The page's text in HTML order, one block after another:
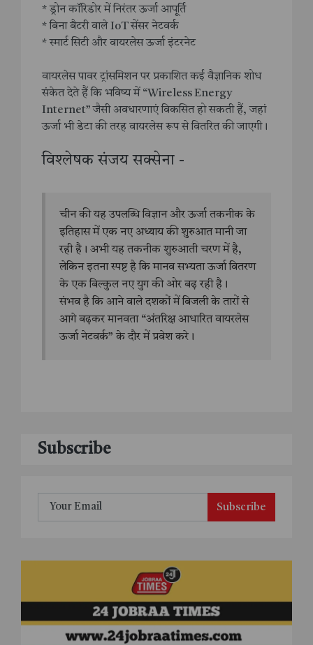
* ड्रोन कॉरिडोर में निरंतर ऊर्जा आपूर्ति
* बिना बैटरी वाले IoT सेंसर नेटवर्क
* स्मार्ट सिटी और वायरलेस ऊर्जा इंटरनेट
वायरलेस पावर ट्रांसमिशन पर प्रकाशित कई वैज्ञानिक शोध
संकेत देते हैं कि भविष्य में “Wireless Energy
Internet” जैसी अवधारणाएं विकसित हो सकती हैं, जहां
ऊर्जा भी डेटा की तरह वायरलेस रूप से वितरित की जाएगी।
विश्लेषक संजय सक्सेना -
चीन की यह उपलब्धि विज्ञान और ऊर्जा तकनीक के
इतिहास में एक नए अध्याय की शुरुआत मानी जा
रही है। अभी यह तकनीक शुरुआती चरण में है,
लेकिन इतना स्पष्ट है कि मानव सभ्यता ऊर्जा वितरण
के एक बिल्कुल नए युग की ओर बढ़ रही है।
संभव है कि आने वाले दशकों में बिजली के तारों से
आगे बढ़कर मानवता “अंतरिक्ष आधारित वायरलेस
ऊर्जा नेटवर्क” के दौर में प्रवेश करे।
Subscribe
Subscribe